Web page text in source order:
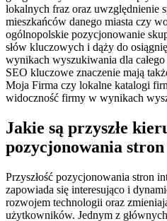
lokalnych fraz oraz uwzględnienie
mieszkańców danego miasta czy
ogólnopolskie pozycjonowanie
słów kluczowych i dąży do
wynikach wyszukiwania dla
SEO kluczowe znaczenie mają
Moja Firma czy lokalne katalogi
widoczność firmy w wynikach
Jakie są przyszłe
pozycjonowania
Przyszłość pozycjonowania stron
zapowiada się interesująco i
rozwojem technologii oraz
użytkowników. Jednym z